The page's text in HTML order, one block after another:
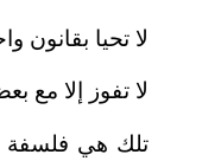
لا تحيا بقانون
لا تفوز إلا مع
تلك هي فلسفة